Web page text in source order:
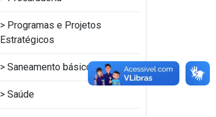
Programas e Projetos
Estratégicos
Saneamento básico
Saúde